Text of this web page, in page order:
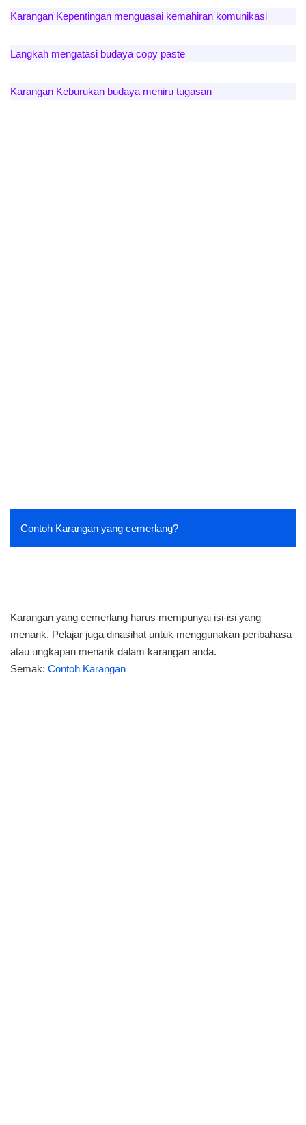
Karangan Kepentingan menguasai kemahiran komunikasi
Langkah mengatasi budaya copy paste
Karangan Keburukan budaya meniru tugasan
Contoh Karangan yang cemerlang?
Karangan yang cemerlang harus mempunyai isi-isi yang
menarik. Pelajar juga dinasihat untuk menggunakan peribahasa
atau ungkapan menarik dalam karangan anda.
Semak: Contoh Karangan